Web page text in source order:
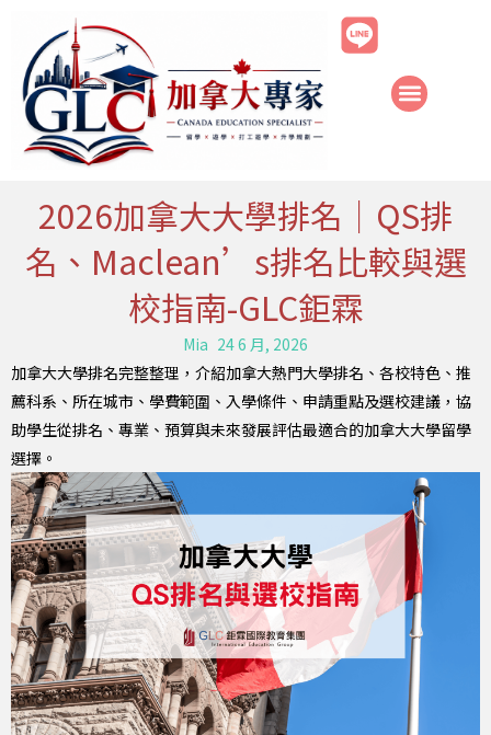
2026加拿大大學排名｜QS排
名、Maclean’s排名比較與選
校指南-GLC鉅霖
Mia 24 6 月, 2026
加拿大大學排名完整整理，介紹加拿大熱門大學排名、各校特色、推
薦科系、所在城市、學費範圍、入學條件、申請重點及選校建議，協
助學生從排名、專業、預算與未來發展評估最適合的加拿大大學留學
選擇。